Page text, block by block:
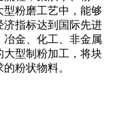
粉磨工艺中，能够
济指标达到国际先进
金、化工、非金属
大型制粉加工，将块
粉状物料。